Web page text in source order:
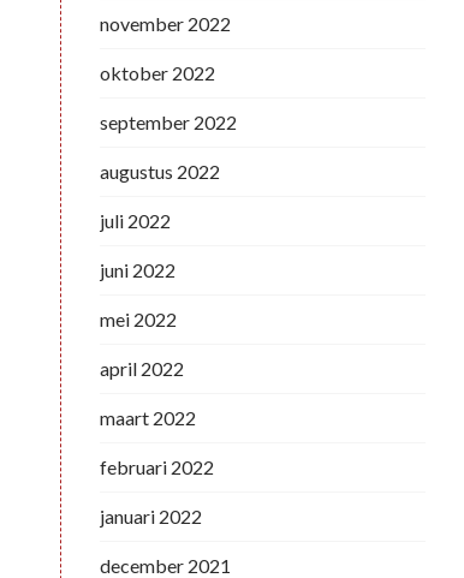
november 2022
oktober 2022
september 2022
augustus 2022
juli 2022
juni 2022
mei 2022
april 2022
maart 2022
februari 2022
januari 2022
december 2021